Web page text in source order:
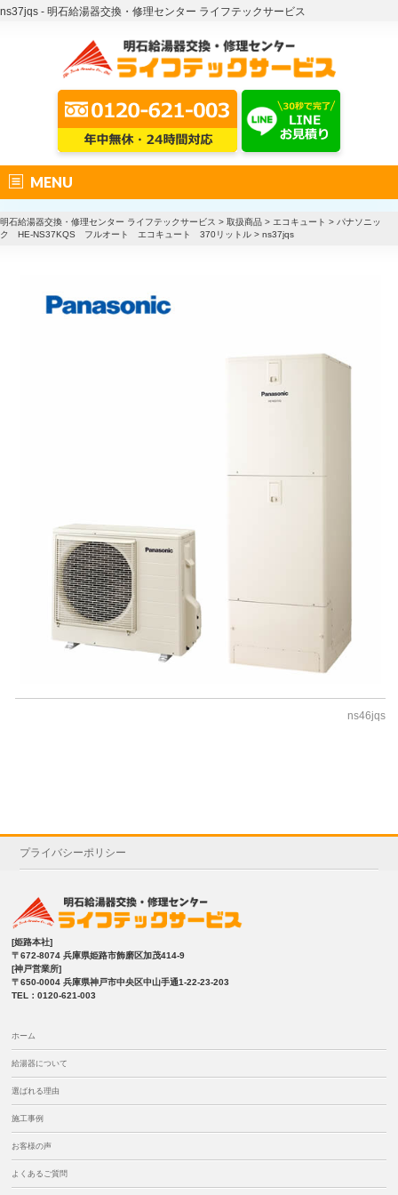
ns37jqs - 明石給湯器交換・修理センター ライフテックサービス
MENU
明石給湯器交換・修理センター ライフテックサービス > 取扱商品 > エコキュート > パナソニッ
ク HE-NS37KQS フルオート エコキュート 370リットル > ns37jqs
ns46jqs
プライバシーポリシー
[姫路本社]
〒672-8074 兵庫県姫路市飾磨区加茂414-9
[神戸営業所]
〒650-0004 兵庫県神戸市中央区中山手通1-22-23-203
TEL：0120-621-003
ホーム
給湯器について
選ばれる理由
施工事例
お客様の声
よくあるご質問